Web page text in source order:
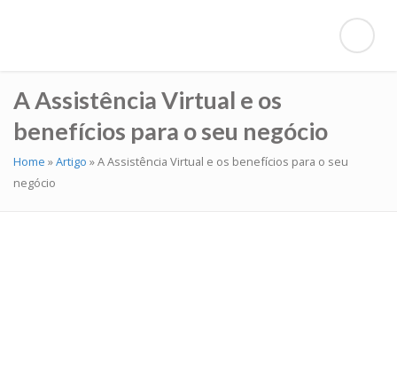
A Assistência Virtual e os
benefícios para o seu negócio
Home »Artigo »A Assistência Virtual e os benefícios para o seu
negócio